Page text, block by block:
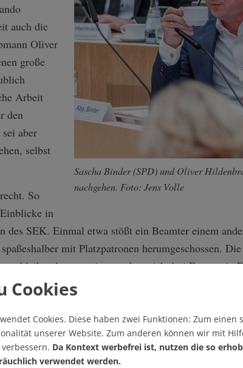
Sascha Binder (SPD) und Oliver
nachgehen. Foto: Jens Volle
auch die
Oliver
große
Arbeit
den
aber
selbst
So
in
des SEK. Einmal etwa stößt ein Beamter einem
mit Platzpatronen herumgeschossen.
bleiben lange so intern, dass sich drei Beamte in
noch einmal darauf hinzuweisen. Neue
sich oder sind ohnehin schon vorhanden. Die drei
Cookies
Cookies. Diese haben zwei Funktionen: Zum
unserer Website. Zum anderen können wir mit
Da Kontext werbefrei ist, nutzen die so
verwendet werden.